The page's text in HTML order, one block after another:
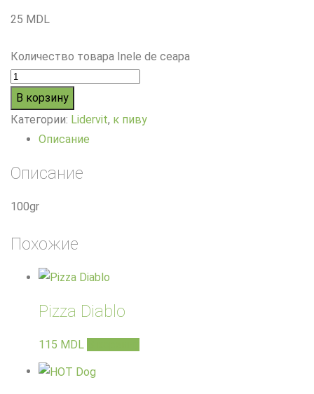
25 MDL
Количество товара Inele de ceapa
В корзину
Категории: Lidervit, к пиву
Описание
Описание
100gr
Похожие
Pizza Diablo
115 MDL